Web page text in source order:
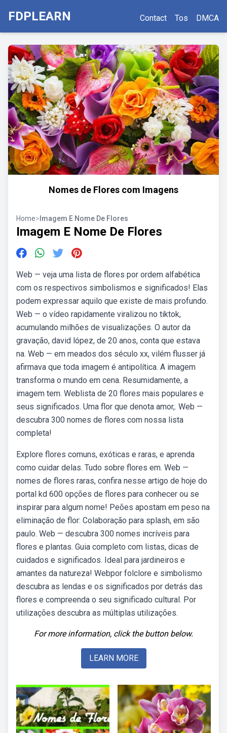
FDPLEARN Contact Tos DMCA
Nomes de Flores com Imagens
Home> Imagem E Nome De Flores
Imagem E Nome De Flores
Web — veja uma lista de flores por ordem alfabética
com os respectivos simbolismos e significados! Elas
podem expressar aquilo que existe de mais profundo.
Web — o vídeo rapidamente viralizou no tiktok,
acumulando milhões de visualizações. O autor da
gravação, david lópez, de 20 anos, conta que estava
na. Web — em meados dos século xx, vilém flusser já
afirmava que toda imagem é antipolítica. A imagem
transforma o mundo em cena. Resumidamente, a
imagem tem. Weblista de 20 flores mais populares e
seus significados. Uma flor que denota amor,. Web —
descubra 300 nomes de flores com nossa lista
completa!
Explore flores comuns, exóticas e raras, e aprenda
como cuidar delas. Tudo sobre flores em. Web —
nomes de flores raras, confira nesse artigo de hoje do
portal kd 600 opções de flores para conhecer ou se
inspirar para algum nome! Peões apostam em peso na
eliminação de flor: Colaboração para splash, em são
paulo. Web — descubra 300 nomes incríveis para
flores e plantas. Guia completo com listas, dicas de
cuidados e significados. Ideal para jardineiros e
amantes da natureza! Webpor folclore e simbolismo
descubra as lendas e os significados por detrás das
flores e compreenda o seu significado cultural. Por
utilizações descubra as múltiplas utilizações.
For more information, click the button below.
LEARN MORE